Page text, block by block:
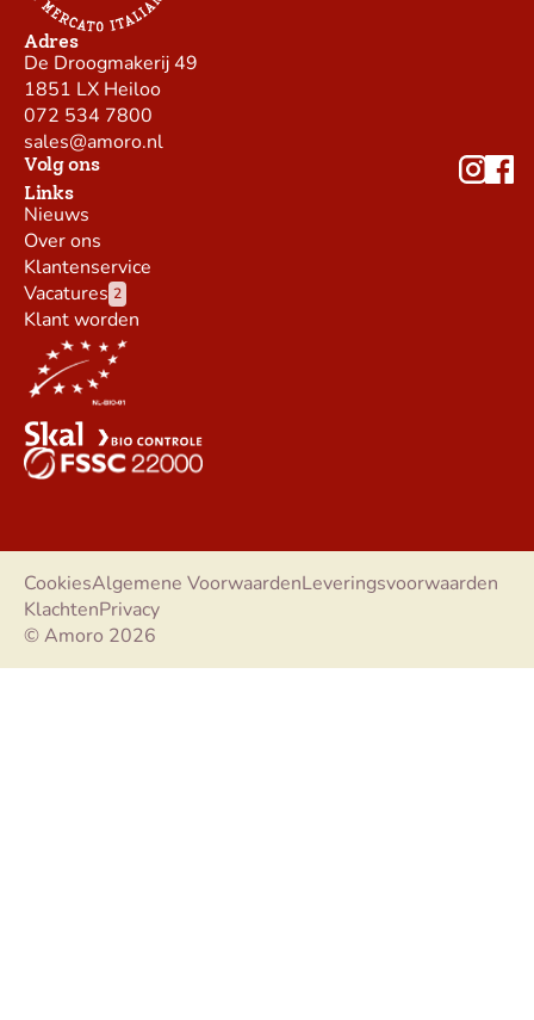
Adres
De Droogmakerij 49
1851 LX Heiloo
072 534 7800
sales@amoro.nl
Volg ons
Links
Nieuws
Over ons
Klantenservice
Vacatures 2
Klant worden
© Amoro 2026
CookiesAlgemene VoorwaardenLeveringsvoorwaarden
KlachtenPrivacy